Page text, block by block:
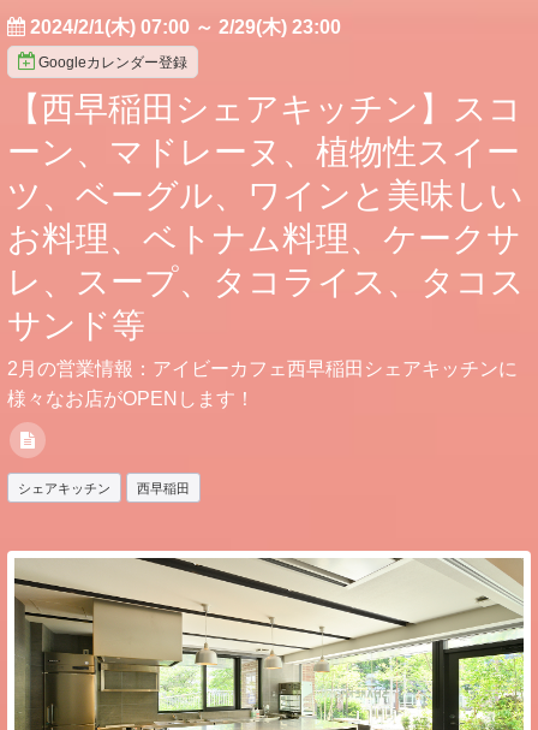
2024/2/1(木) 07:00 ～ 2/29(木) 23:00
Googleカレンダー登録
【西早稲田シェアキッチン】スコ
ーン、マドレーヌ、植物性スイー
ツ、ベーグル、ワインと美味しい
お料理、ベトナム料理、ケークサ
レ、スープ、タコライス、タコス
サンド等
2月の営業情報：アイビーカフェ西早稲田シェアキッチンに
様々なお店がOPENします！
シェアキッチン 西早稲田